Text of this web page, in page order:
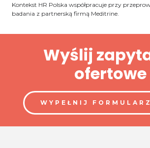
Kontekst HR Polska współpracuje przy
badania z partnerską firmą Meditrine.
Wyślij
ofertowe
WYPEŁNIJ FORMULARZ